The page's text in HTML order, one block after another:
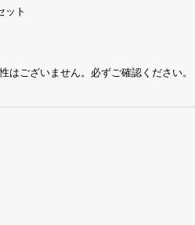
ット
ございません。必ずご確認ください。